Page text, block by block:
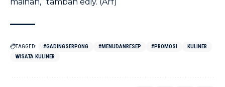
TAGGED: #GADINGSERPONG #MENUDANRESEP #PROMOSI
KULINER
WISATA KULINER